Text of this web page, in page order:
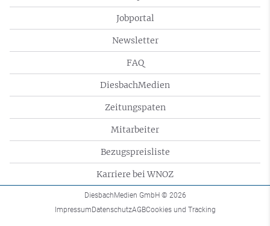
Jobportal
Newsletter
FAQ
DiesbachMedien
Zeitungspaten
Mitarbeiter
Bezugspreisliste
Karriere bei WNOZ
DiesbachMedien GmbH © 2026
ImpressumDatenschutzAGBCookies und Tracking